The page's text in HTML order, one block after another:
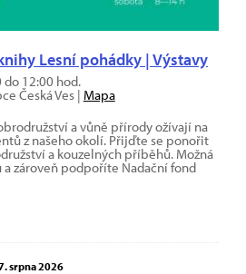
Lesní pohádky | Výstavy
do 12:00 hod.
Česká Ves | Mapa
a vůně přírody ožívají na
z našeho okolí. Přijďte se ponořit
a kouzelných příběhů. Možná
a zároveň podpoříte Nadační fond
srpna 2026